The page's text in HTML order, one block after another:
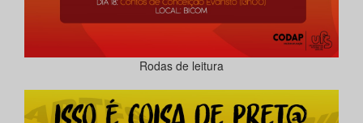
Rodas de leitura